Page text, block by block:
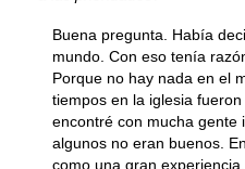
Buena pregunta. Había
mundo. Con eso tenía
Porque no hay nada en el
tiempos en la iglesia
encontré con mucha gente
algunos no eran buenos.
como una gran